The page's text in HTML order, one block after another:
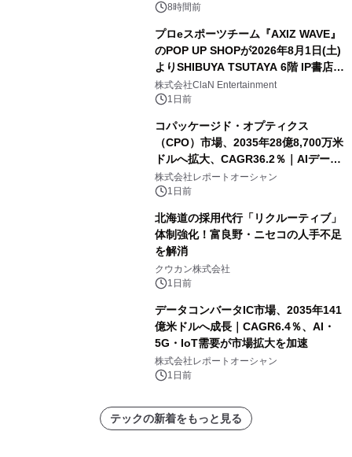
8時間前
プロeスポーツチーム『AXIZ WAVE』
のPOP UP SHOPが2026年8月1日(土)
よりSHIBUYA TSUTAYA 6階 IP書店で
開催決定！！
株式会社ClaN Entertainment
1日前
コパッケージド・オプティクス
（CPO）市場、2035年28億8,700万米
ドルへ拡大、CAGR36.2％｜AIデータ
センター・高速光通信需要が成長を加
速
株式会社レポートオーシャン
1日前
北海道の採用代行「リクルーティブ」
体制強化！富良野・ニセコの人手不足
を解消
クウカン株式会社
1日前
データコンバータIC市場、2035年141
億米ドルへ成長｜CAGR6.4％、AI・
5G・IoT需要が市場拡大を加速
株式会社レポートオーシャン
1日前
テックの新着をもっと見る